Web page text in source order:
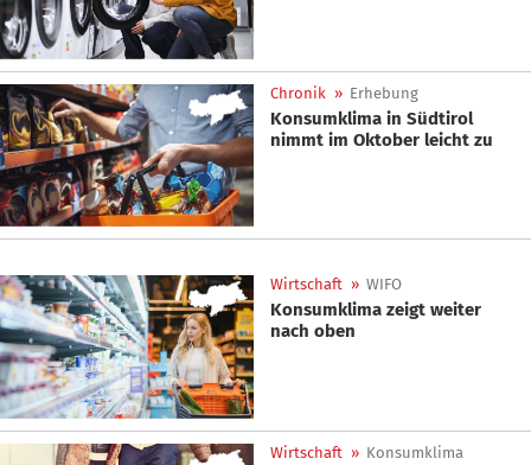
Chronik » Erhebung
Konsumklima in Südtirol
nimmt im Oktober leicht zu
Wirtschaft » WIFO
Konsumklima zeigt weiter
nach oben
Wirtschaft » Konsumklima